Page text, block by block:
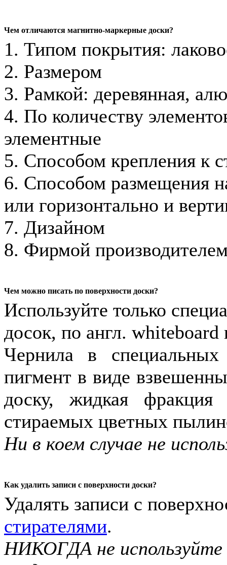
Чем отличаются магнитно-маркерные доски?
1. Типом покрытия:
2. Размером
3. Рамкой: деревянная,
4. По количеству
элементные
5. Способом крепления к
6. Способом размещения
или горизонтально и
7. Дизайном
8. Фирмой
Чем можно писать по поверхности доски?
Используйте только
досок, по англ.
Чернила в
пигмент в виде
доску, жидкая
стираемых цветных
Ни в коем случае не
Как удалить записи с поверхности доски?
Удалять записи с
стирателями.
НИКОГДА не используйте